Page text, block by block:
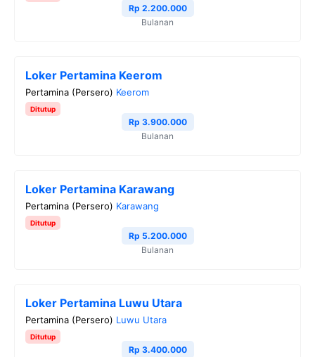
Rp 2.200.000
Bulanan
Loker Pertamina Keerom
Pertamina (Persero) Keerom
Ditutup
Rp 3.900.000
Bulanan
Loker Pertamina Karawang
Pertamina (Persero) Karawang
Ditutup
Rp 5.200.000
Bulanan
Loker Pertamina Luwu Utara
Pertamina (Persero) Luwu Utara
Ditutup
Rp 3.400.000